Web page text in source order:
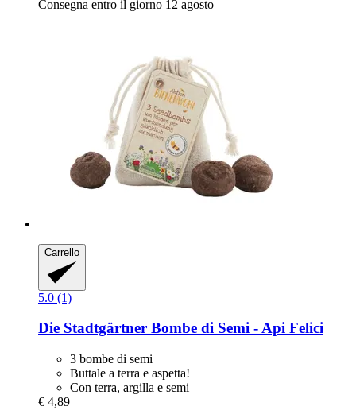
Consegna entro il giorno 12 agosto
Carrello
5.0 (1)
Die Stadtgärtner Bombe di Semi -​ Api Felici
3 bombe di semi
Buttale a terra e aspetta!
Con terra, argilla e semi
€ 4,89